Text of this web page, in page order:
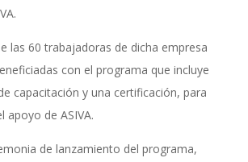
las 60 trabajadoras de dicha empresa
con el programa que incluye
capacitación y una certificación, para
apoyo de ASIVA.
de lanzamiento del programa,